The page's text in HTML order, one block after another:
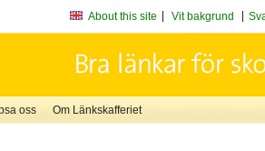
About this site Vit bakgrund
oss Om Länkskafferiet